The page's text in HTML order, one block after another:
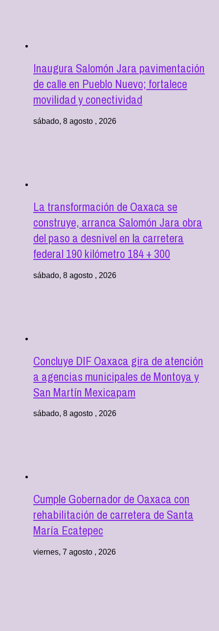
Inaugura Salomón Jara pavimentación
de calle en Pueblo Nuevo; fortalece
movilidad y conectividad
sábado, 8 agosto , 2026
La transformación de Oaxaca se
construye, arranca Salomón Jara obra
del paso a desnivel en la carretera
federal 190 kilómetro 184 + 300
sábado, 8 agosto , 2026
Concluye DIF Oaxaca gira de atención
a agencias municipales de Montoya y
San Martín Mexicapam
sábado, 8 agosto , 2026
Cumple Gobernador de Oaxaca con
rehabilitación de carretera de Santa
María Ecatepec
viernes, 7 agosto , 2026